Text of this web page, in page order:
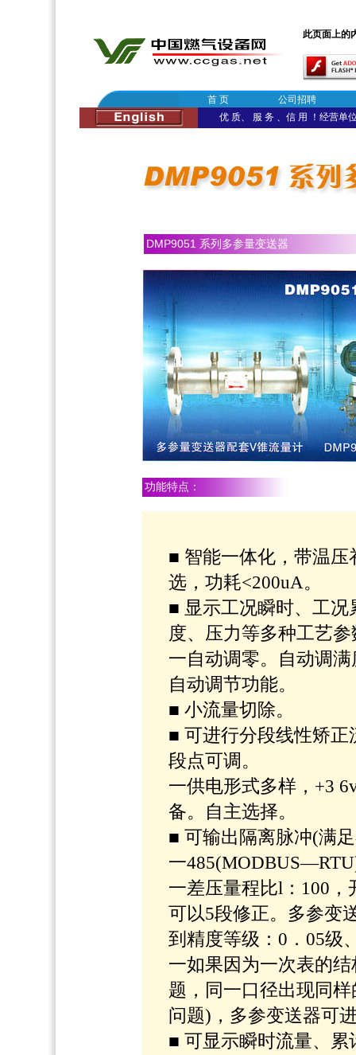
此页面上的
首 页
公司招聘
优 质、 服 务 、信 用 ！经营单
DMP9051 系列多参量变送器
功能特点：
■ 智能一体化，带温
选，功耗<200uA。
■ 显示工况瞬时、工
度、压力等多种工艺参
一自动调零。自动调
自动调节功能。
■ 小流量切除。
■ 可进行分段线性矫
段点可调。
一供电形式多样，+3
备。自主选择。
■ 可输出隔离脉冲(满
一
一差压量程比l：100
可以5段修正。多参变
到精度等级：0．05级
一如果因为一次表的
题，同一口径出现同样
问题)，多参变送器可
■ 可显示瞬时流量、